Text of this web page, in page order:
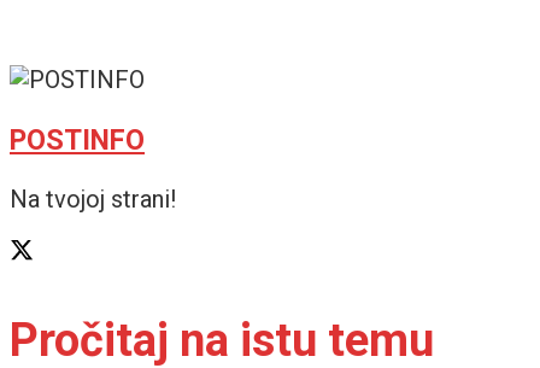
POSTINFO
Na tvojoj strani!
Pročitaj na istu temu